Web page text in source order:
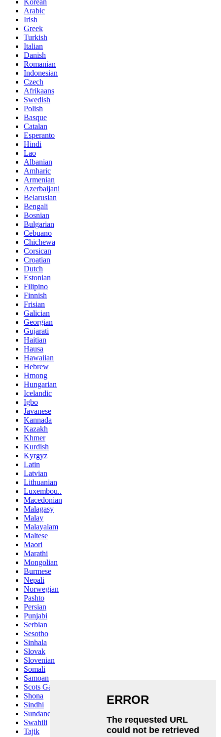
Korean
Arabic
Irish
Greek
Turkish
Italian
Danish
Romanian
Indonesian
Czech
Afrikaans
Swedish
Polish
Basque
Catalan
Esperanto
Hindi
Lao
Albanian
Amharic
Armenian
Azerbaijani
Belarusian
Bengali
Bosnian
Bulgarian
Cebuano
Chichewa
Corsican
Croatian
Dutch
Estonian
Filipino
Finnish
Frisian
Galician
Georgian
Gujarati
Haitian
Hausa
Hawaiian
Hebrew
Hmong
Hungarian
Icelandic
Igbo
Javanese
Kannada
Kazakh
Khmer
Kurdish
Kyrgyz
Latin
Latvian
Lithuanian
Luxembou..
Macedonian
Malagasy
Malay
Malayalam
Maltese
Maori
Marathi
Mongolian
Burmese
Nepali
Norwegian
Pashto
Persian
Punjabi
Serbian
Sesotho
Sinhala
Slovak
Slovenian
Somali
Samoan
Scots Gaelic
Shona
Sindhi
Sundanese
Swahili
Tajik